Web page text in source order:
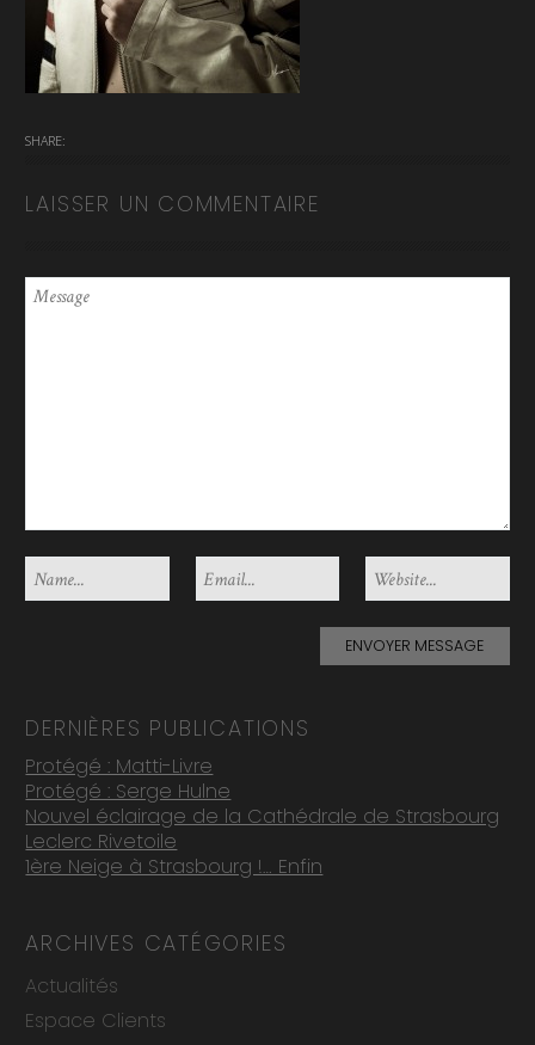
SHARE:
LAISSER UN COMMENTAIRE
DERNIÈRES PUBLICATIONS
Protégé : Matti-Livre
Protégé : Serge Hulne
Nouvel éclairage de la Cathédrale de Strasbourg
Leclerc Rivetoile
1ère Neige à Strasbourg !… Enfin
ARCHIVES CATÉGORIES
Actualités
Espace Clients